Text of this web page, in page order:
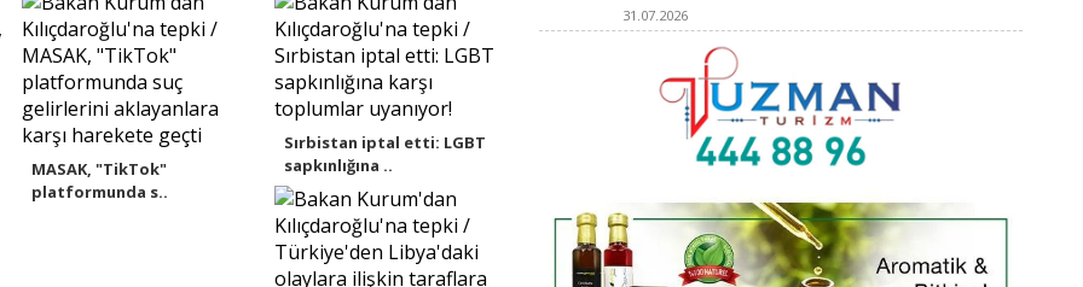
MASAK, "TikTok"
platformunda s..
Sırbistan iptal etti: LGBT
sapkınlığına ..
31.07.2026